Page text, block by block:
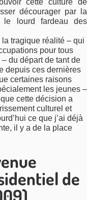
cette culture de
décourager par la
lourd fardeau des
tragique réalité – qui
pour tous
du départ de tant de
depuis ces dernières
certaines raisons
les jeunes –
cette décision a
culturel et
ce que j’ai déjà
il y a de la place
de